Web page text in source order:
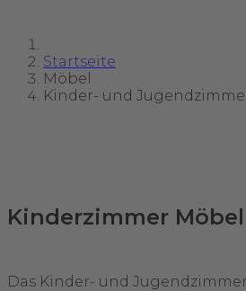
Startseite
Möbel
Kinder- und
Kinderzimmer Möbel
Das Kinder- und